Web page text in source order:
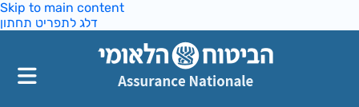
Skip to main content
דלג לתפריט תחתון